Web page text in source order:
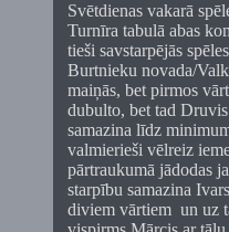
Svētdienas vakarā
Turnīra tabulā abas
tieši savstarpējās
Burtnieku novada/
maiņās, bet pirmos
dubulto, bet tad
samazina līdz
valmierieši vēlreiz
pārtraukumā jādodas
starpību samazina
diviem vārtiem un uz